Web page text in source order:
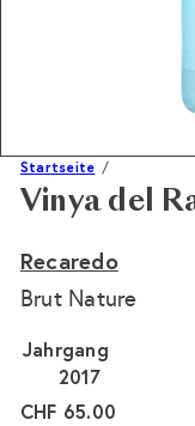
Startseite
Vinya del
Recaredo
Brut Nature
Jahrgang
2017
Normaler
CHF 65.00